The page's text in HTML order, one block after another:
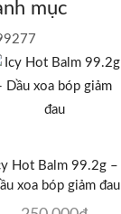
mục
Hot Balm 99.2g –
xoa bóp giảm đau